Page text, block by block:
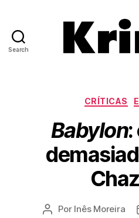
Search
CRÍTICAS
Babylon:
Autor
Por Inês Moreira